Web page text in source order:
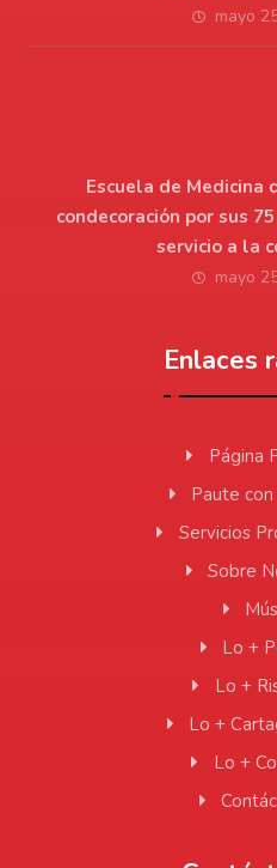
mayo
Escuela de Medicina
condecoración por sus
servicio a la
mayo
Enlaces
Página
Paute
Servicios
Sobre
Lo +
Lo +
Lo +
Lo +